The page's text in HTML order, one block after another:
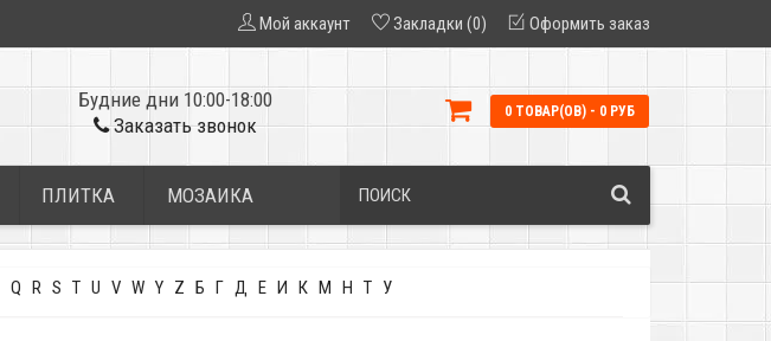
Мой аккаунт Закладки (0) Оформить заказ
Будние дни 10:00-18:00
Заказать звонок
0 ТОВАР(ОВ) - 0 РУБ
ПЛИТКА МОЗАИКА
Q R S T U V W Y Z Б Г Д Е И К М Н Т У